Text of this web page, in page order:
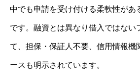
中でも申請を受け付ける柔軟性があ
です。融資とは異なり借入ではない
て、担保・保証人不要、信用情報機
ースも明示されています。